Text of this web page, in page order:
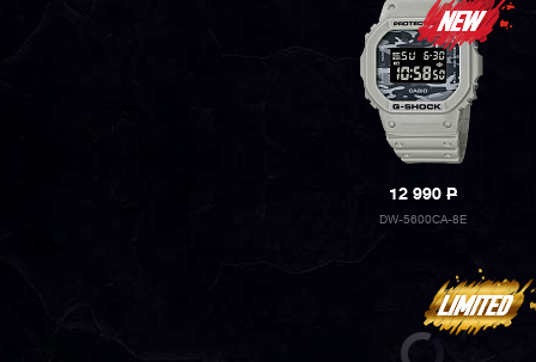
12 990P
DW-5600CA-8E